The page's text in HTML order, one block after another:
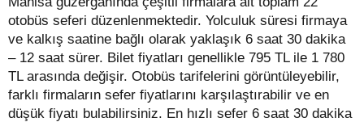
otobüs seferi düzenlenmektedir. Yolculuk süresi firmaya
ve kalkış saatine bağlı olarak yaklaşık 6 saat 30 dakika
– 12 saat sürer. Bilet fiyatları genellikle 795 TL ile 1 780
TL arasında değişir. Otobüs tarifelerini görüntüleyebilir,
farklı firmaların sefer fiyatlarını karşılaştırabilir ve en
düşük fiyatı bulabilirsiniz. En hızlı sefer 6 saat 30 dakika